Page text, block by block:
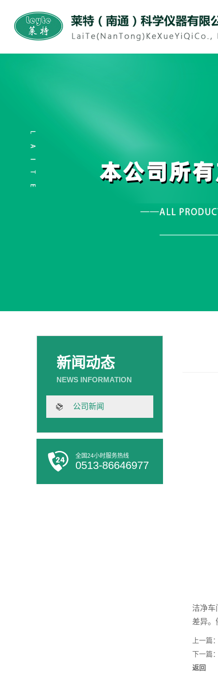
新闻动态
公司新闻
全国24小时服务热线
0513-86646977
洁净车
差异。
上一篇
下一篇
返回